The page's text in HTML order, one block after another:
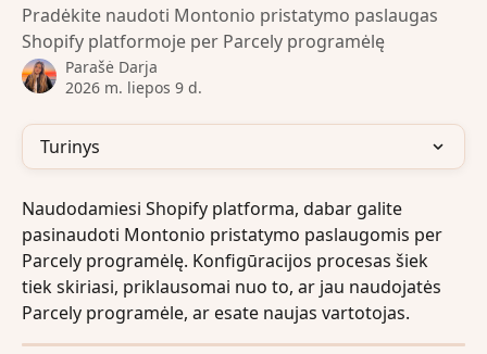
Pradėkite naudoti Montonio pristatymo paslaugas
Shopify platformoje per Parcely programėlę
Parašė Darja
2026 m. liepos 9 d.
Turinys
Naudodamiesi Shopify platforma, dabar galite
pasinaudoti Montonio pristatymo paslaugomis per
Parcely programėlę. Konfigūracijos procesas šiek
tiek skiriasi, priklausomai nuo to, ar jau naudojatės
Parcely programėle, ar esate naujas vartotojas.